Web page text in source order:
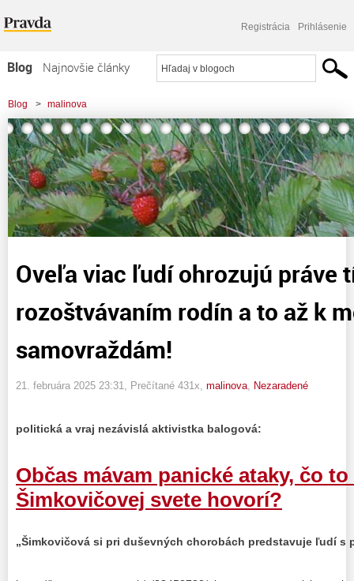
Registrácia Prihlásenie
Blog
Najnovšie články
Najčítanejšie články
Najkomentovanejšie články
Zoznam blogov
Komerčné blogy
Blog > malinova
> Oveľa viac ľudí ohrozujú práve títo novinári rozoštvávaním rodín a to až k
možným samovraždám!
Oveľa viac ľudí ohrozujú práve
rozoštvávaním rodín a to až k
samovraždám!
21. februára 2025 23:31 , Prečítané 431x, malinova Nezaradené
politická a vraj nezávislá aktivistka balogová:
Občas mávam panické ataky, čo
Šimkovičovej svete hovorí?
„Šimkovičová si pri duševných chorobách predstavuje ľudí s